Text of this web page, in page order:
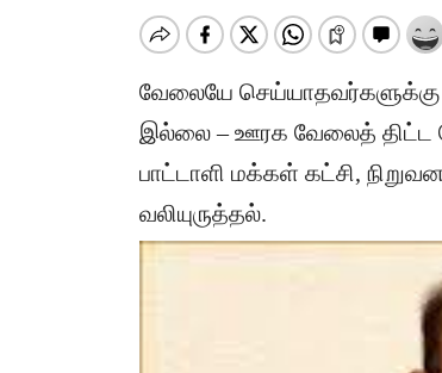
வேலையே செய்யாதவர்களுக்கு
இல்லை – ஊரக வேலைத் திட்ட
பாட்டாளி மக்கள் கட்சி,
வலியுருத்தல்.